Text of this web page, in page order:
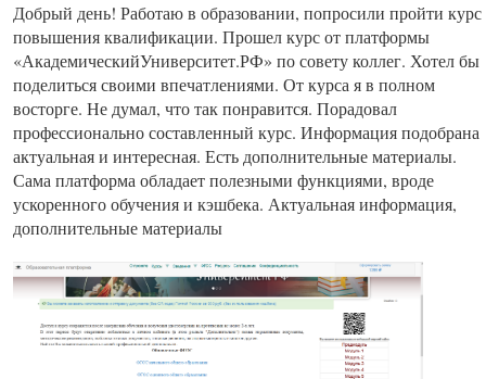
Добрый день! Работаю в образовании, попросили пройти курс
повышения квалификации. Прошел курс от платформы
«АкадемическийУниверситет.РФ» по совету коллег. Хотел бы
поделиться своими впечатлениями. От курса я в полном
восторге. Не думал, что так понравится. Порадовал
профессионально составленный курс. Информация подобрана
актуальная и интересная. Есть дополнительные материалы.
Сама платформа обладает полезными функциями, вроде
ускоренного обучения и кэшбека. Актуальная информация,
дополнительные материалы